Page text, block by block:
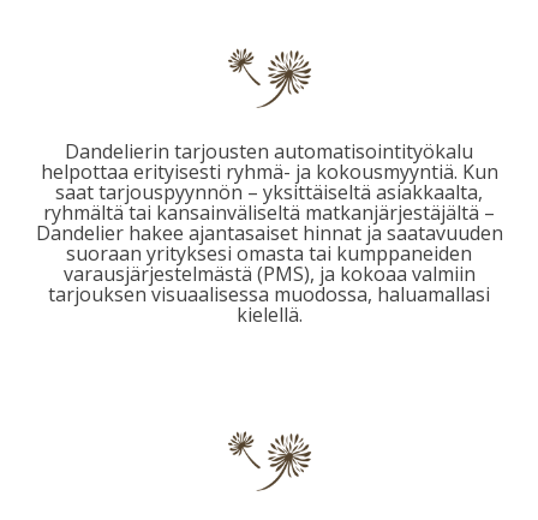
Dandelierin tarjousten automatisointityökalu
helpottaa erityisesti ryhmä- ja kokousmyyntiä. Kun
saat tarjouspyynnön – yksittäiseltä asiakkaalta,
ryhmältä tai kansainväliseltä matkanjärjestäjältä –
Dandelier hakee ajantasaiset hinnat ja saatavuuden
suoraan yrityksesi omasta tai kumppaneiden
varausjärjestelmästä (PMS), ja kokoaa valmiin
tarjouksen visuaalisessa muodossa, haluamallasi
kielellä.